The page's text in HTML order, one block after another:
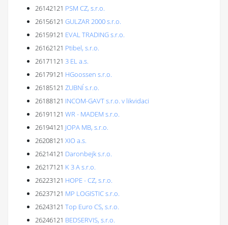
26142121 PSM CZ, s.r.o.
26156121 GULZAR 2000 s.r.o.
26159121 EVAL TRADING s.r.o.
26162121 Ptibel, s.r.o.
26171121 3 EL a.s.
26179121 HGoossen s.r.o.
26185121 ZUBNÍ s.r.o.
26188121 INCOM-GAVT s.r.o. v likvidaci
26191121 WR - MADEM s.r.o.
26194121 JOPA MB, s.r.o.
26208121 XIO a.s.
26214121 Daronbejk s.r.o.
26217121 K 3 A s.r.o.
26223121 HOPE - CZ, s.r.o.
26237121 MP LOGISTIC s.r.o.
26243121 Top Euro CS, s.r.o.
26246121 BEDSERVIS, s.r.o.